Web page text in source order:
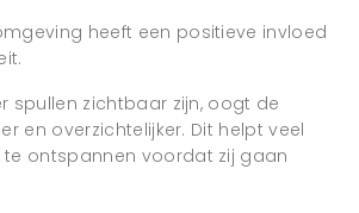
heeft een positieve invloed
spullen zichtbaar zijn, oogt de
en overzichtelijker. Dit helpt veel
ontspannen voordat zij gaan